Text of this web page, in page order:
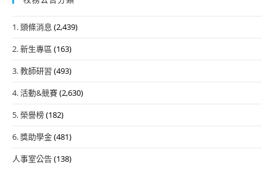
1. 頭條消息 (2,439)
2. 新生專區 (163)
3. 教師研習 (493)
4. 活動&競賽(2,630)
5. 榮譽榜(182)
6. 獎助學金(481)
人事室公告(138)